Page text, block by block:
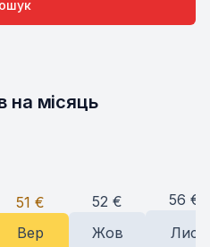
на місяць
51 €
Вер
52 €
Жов
56 €
Лис